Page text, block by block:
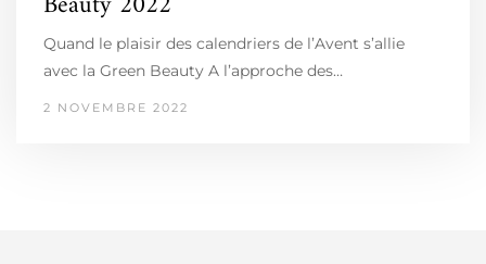
Quand le plaisir des calendriers de l’Avent s’allie
avec la Green Beauty A l’approche des…
2 NOVEMBRE 2022